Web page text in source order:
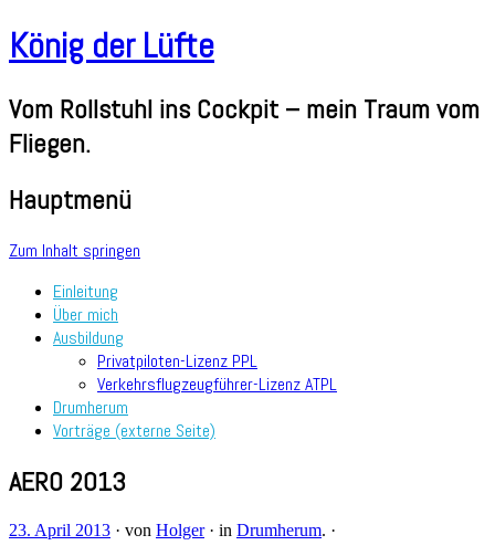
König der Lüfte
Vom Rollstuhl ins Cockpit – mein Traum vom
Fliegen.
Hauptmenü
Zum Inhalt springen
Einleitung
Über mich
Ausbildung
Privatpiloten-Lizenz PPL
Verkehrsflugzeugführer-Lizenz ATPL
Drumherum
Vorträge (externe Seite)
AERO 2013
23. April 2013 · von Holger · in Drumherum. ·